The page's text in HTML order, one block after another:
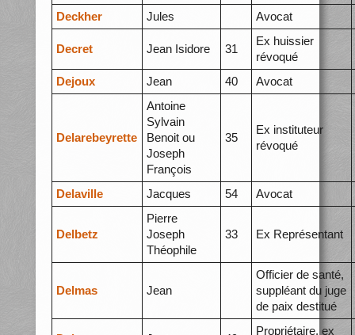
Deckher Jules Avocat
Decret Jean Isidore 31
Ex huissier
révoqué
Dejoux
Jean 40 Avocat
Delarebeyrette
Antoine
Sylvain
Benoit ou
Joseph
François
35
Ex instituteur
révoqué
Delaville Jacques 54 Avocat
Delbetz
Pierre
Joseph
Théophile
33 Ex Représentant
Delmas Jean
Officier de santé,
suppléant du juge
de paix destitué
Propriétaire, ex